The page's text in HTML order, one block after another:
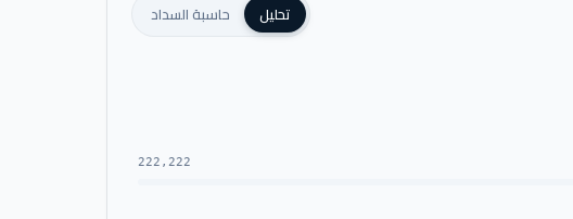
تحليل حاسبة السداد
222,222